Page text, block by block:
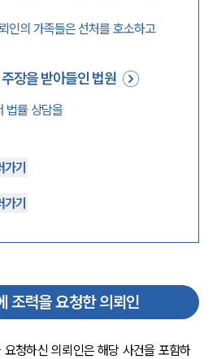
인의 가족들은 선처를 호소하고
장을 받아들인 법원
법률 상담을
기
기
조력을 요청한 의뢰인
청하신 의뢰인은 해당 사건을 포함하